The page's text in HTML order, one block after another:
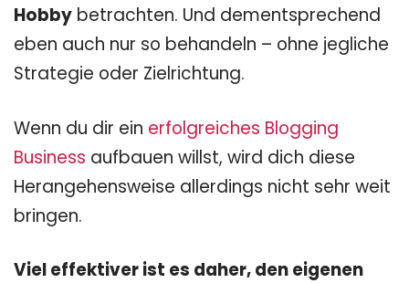
Hobby betrachten. Und dementsprechend
eben auch nur so behandeln – ohne jegliche
Strategie oder Zielrichtung.
Wenn du dir ein erfolgreiches Blogging
Business aufbauen willst, wird dich diese
Herangehensweise allerdings nicht sehr weit
bringen.
Viel effektiver ist es daher, den eigenen